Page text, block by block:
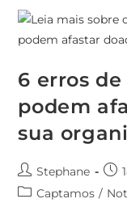
6 erros
podem
sua
Stephane
Captamos /